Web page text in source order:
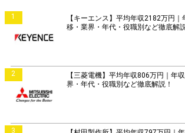
1
【キーエンス】平均年収2182万円｜
移・業界・年代・役職別など徹底解
2
【三菱電機】平均年収806万円｜年
界・年代・役職別など徹底解説！
3